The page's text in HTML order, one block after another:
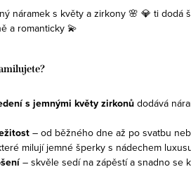
náramek s květy a zirkony 🌸 💎 ti dodá
a romanticky 💫
s jemnými květy zirkonůdodává
– od běžného dne až po svatbu
milují jemné šperky s nádechem
– skvěle sedí na zápěstí a snadno se